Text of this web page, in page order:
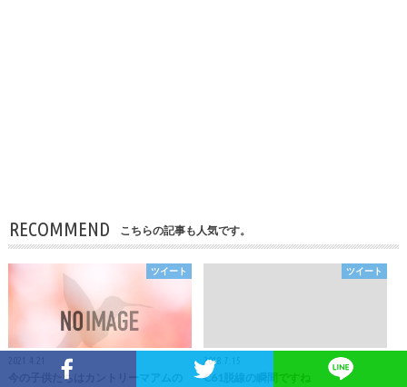
Facebookでシェア Twitterでシェア
RECOMMEND こちらの記事も人気です。
ツイート
今の子供たちはカントリーマアムの
ツイート
2018.7.15
C61脱線の瞬間ですね